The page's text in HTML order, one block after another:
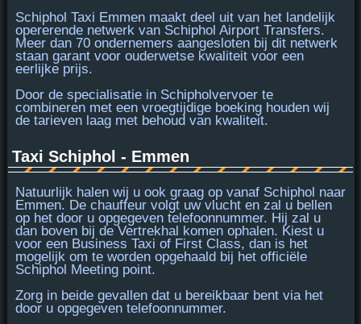
Schiphol Taxi Emmen maakt deel uit van het landelijk
opererende netwerk van Schiphol Airport Transfers.
Meer dan 70 ondernemers aangesloten bij dit netwerk
staan garant voor ouderwetse kwaliteitvoor een
eerlijke prijs.
Door de specialisatie in Schipholvervoer te
combineren met een vroegtijdige boeking houden wij
de tarieven laag met behoud van kwaliteit.
Taxi Schiphol - Emmen
Natuurlijk halen wij u ook graag op vanaf Schiphol naar
Emmen. De chauffeur volgt uw vlucht en zal u bellen
op het door u opgegeven telefoonnummer. Hij zal u
dan boven bij de Vertrekhal komen ophalen. Kiest u
voor een Business Taxi of First Class, dan is het
mogelijk om te worden opgehaald bij het officiële
Schiphol Meeting point.
Zorg in beide gevallen dat u bereikbaar bentvia het
door u opgegeven telefoonnummer.